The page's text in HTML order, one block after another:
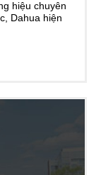
hiệu chuyên
Dahua hiện